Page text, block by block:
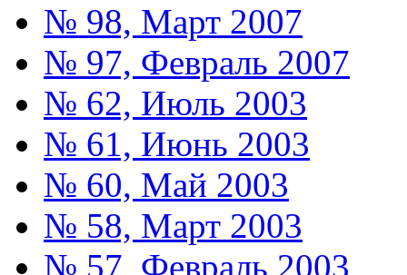
№ 98, Март 2007
№ 97, Февраль 2007
№ 62, Июль 2003
№ 61, Июнь 2003
№ 60, Май 2003
№ 58, Март 2003
№ 57, Февраль 2003